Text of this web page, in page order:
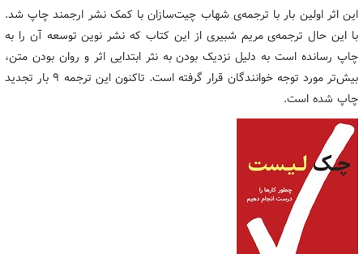
این اثر اولین بار با ترجمه‌ی شهاب چیت‌سازان با کمک نشر ارجمند چاپ شد.
با این حال ترجمه‌ی مریم شبیری از این کتاب که نشر نوین توسعه آن را به
چاپ رسانده است به دلیل نزدیک بودن به نثر ابتدایی اثر و روان بودن متن،
بیش‌تر مورد توجه خوانندگان قرار گرفته است. تاکنون این ترجمه ۹ بار تجدید
چاپ شده است.